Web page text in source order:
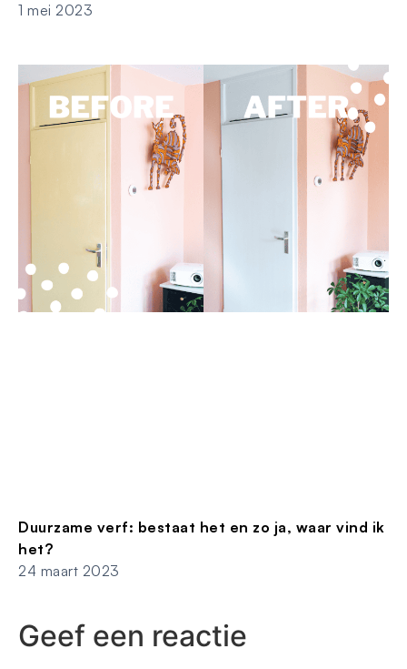
1 mei 2023
Duurzame verf: bestaat het en zo ja, waar vind ik
het?
24 maart 2023
Geef een reactie